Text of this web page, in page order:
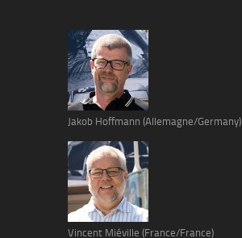
Jakob Hoffmann (Allemagne/Germany)
Vincent Miéville (France/France)